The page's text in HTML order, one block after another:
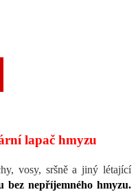
lapač hmyzu
vosy, sršně a jiný létající
bez nepříjemného hmyzu.